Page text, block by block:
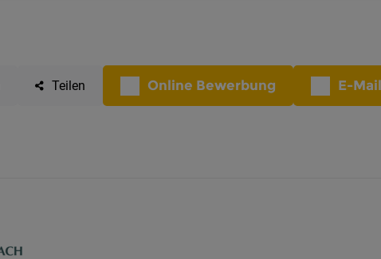
Teilen Online Bewerbung E-